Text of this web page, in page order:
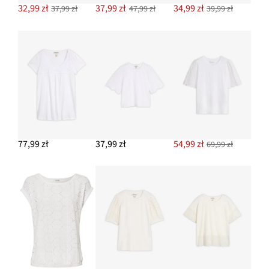
94,99 zł
32,99 zł 37,99 zł 37,99 zł 47,99 zł 34,99 zł 39,99 zł
77,99 zł 37,99 zł 54,99 zł 69,99 zł